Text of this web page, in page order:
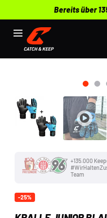
Bereits über
+135.000
Team
-25%